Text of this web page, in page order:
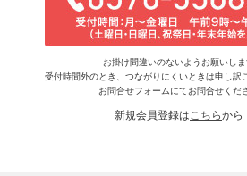
お掛け間違いのないようお願いし
受付時間外のとき、つながりにくいときは申し訳
お問合せフォームにてお問合せくだ
新規会員登録はこちらから